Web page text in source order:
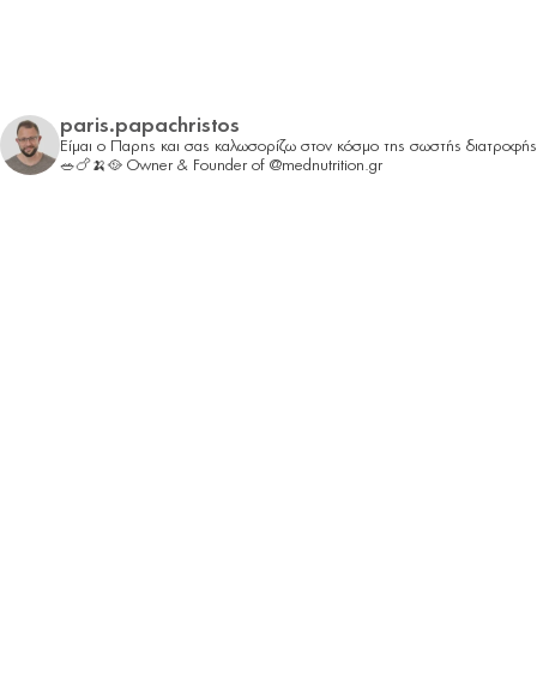
paris.papachristos
Είμαι ο Παρης και σας καλωσορίζω στον κόσμο της σωστής διατροφής
🥗🍗🍌🥘 Owner & Founder of @mednutrition.gr